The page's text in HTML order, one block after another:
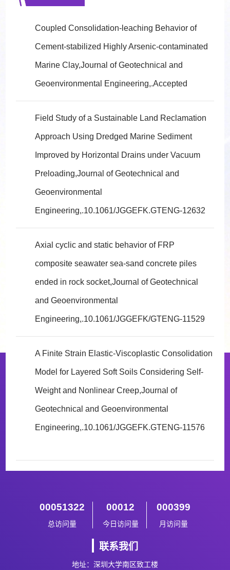
Coupled Consolidation-leaching Behavior of
Cement-stabilized Highly Arsenic-contaminated
Marine Clay,Journal of Geotechnical and
Geoenvironmental Engineering,.Accepted
Field Study of a Sustainable Land Reclamation
Approach Using Dredged Marine Sediment
Improved by Horizontal Drains under Vacuum
Preloading,Journal of Geotechnical and
Geoenvironmental
Engineering,.10.1061/JGGEFK.GTENG-12632
Axial cyclic and static behavior of FRP
composite seawater sea-sand concrete piles
ended in rock socket,Journal of Geotechnical
and Geoenvironmental
Engineering,.10.1061/JGGEFK/GTENG-11529
A Finite Strain Elastic-Viscoplastic Consolidation
Model for Layered Soft Soils Considering Self-
Weight and Nonlinear Creep,Journal of
Geotechnical and Geoenvironmental
Engineering,.10.1061/JGGEFK.GTENG-11576
00051322
总访问量
00012
今日访问量
000399
月访问量
联系我们
地址：深圳大学南区致工楼